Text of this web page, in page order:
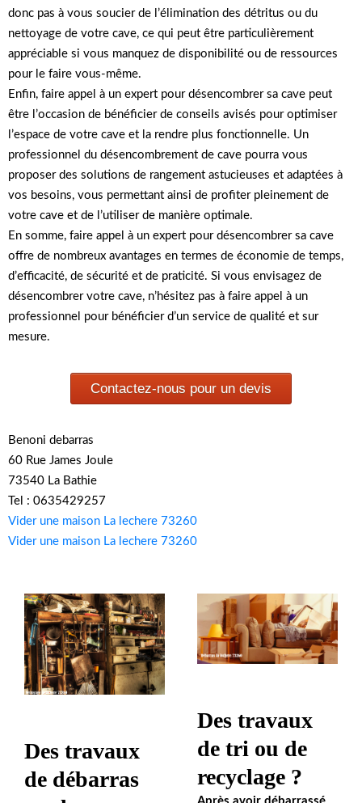
donc pas à vous soucier de l’élimination des détritus ou du
nettoyage de votre cave, ce qui peut être particulièrement
appréciable si vous manquez de disponibilité ou de ressources
pour le faire vous-même.
Enfin, faire appel à un expert pour désencombrer sa cave peut
être l’occasion de bénéficier de conseils avisés pour optimiser
l’espace de votre cave et la rendre plus fonctionnelle. Un
professionnel du désencombrement de cave pourra vous
proposer des solutions de rangement astucieuses et adaptées à
vos besoins, vous permettant ainsi de profiter pleinement de
votre cave et de l’utiliser de manière optimale.
En somme, faire appel à un expert pour désencombrer sa cave
offre de nombreux avantages en termes de économie de temps,
d’efficacité, de sécurité et de praticité. Si vous envisagez de
désencombrer votre cave, n’hésitez pas à faire appel à un
professionnel pour bénéficier d’un service de qualité et sur
mesure.
Contactez-nous pour un devis
Benoni debarras
60 Rue James Joule
73540 La Bathie
Tel : 0635429257
Vider une maison La lechere 73260
Vider une maison La lechere 73260
Des travaux
de débarras
Des travaux
de tri ou de
recyclage ?